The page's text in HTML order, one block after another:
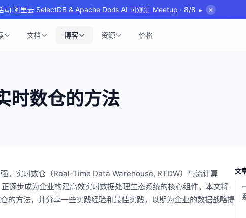
动:阿里云 SelectDB & Apache Doris AI 可观测 Meetup · 8/8 ▸ ✕
文档 博客 资源 价格
时数仓的方法
。实时数仓（Real-Time Data Warehouse, RTDW）与流计算
逐步成为企业构建高效实时数据处理生态系统的核心组件。本文将
的方法，并分享一些实践经验和最佳实践，以期为企业的数据战略提
文